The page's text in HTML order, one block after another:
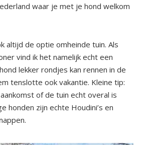
waar je met je hond welkom
altijd de optie omheinde tuin. Als
vind ik het namelijk echt een
lekker rondjes kan rennen in de
tenslotte ook vakantie. Kleine tip:
of de tuin echt overal is
honden zijn echte Houdini’s en